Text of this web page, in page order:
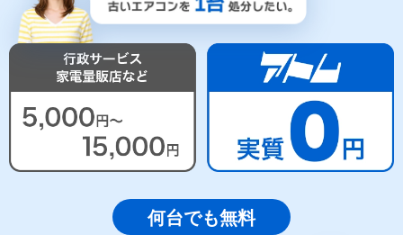
何台でも無料